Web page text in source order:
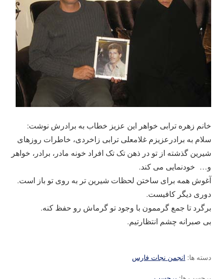
خانم زهره ترابی خواهر این عزیز خطاب به برادرش نوشت:
سلام به برادرعزیزم غلامعلی ترابی زاخردی، خاطرات روزهای
شیرین گذشته از تو در ذهن تک تک افراد خونه مادر، برادر، خواهر
و… خودنمایی می کند.
آغوش همه برای ساختن لحظات شیرین تر به روی تو باز است.
دوری دیگر کافیست.
برگرد تا جمع گرممون با وجود تو گرماش رو حفظ کنه.
بی صبرانه چشم انتظارتیم.
دسته ها: انجمن نجات فارس